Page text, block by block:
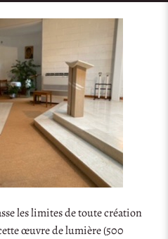
les limites de toute création
œuvre de lumière (500